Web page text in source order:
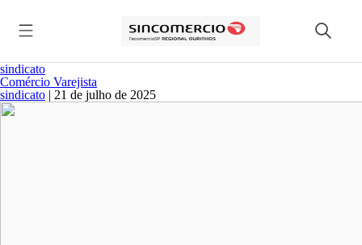
sindicato
Comércio Varejista
sindicato | 21 de julho de 2025